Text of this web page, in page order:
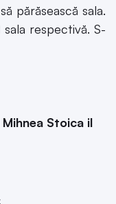
părăsească sala.
respectivă. S-
Stoica il